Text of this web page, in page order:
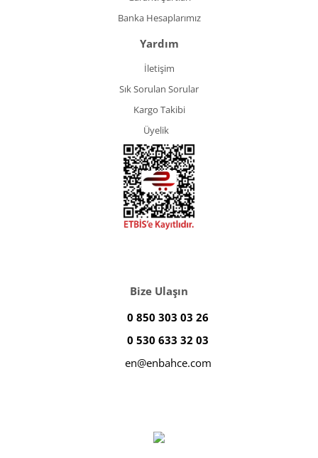
Banka Hesaplarımız
Yardım
İletişim
Sık Sorulan Sorular
Kargo Takibi
Üyelik
Bize Ulaşın
0 850 303 03 26
0 530 633 32 03
en@enbahce.com